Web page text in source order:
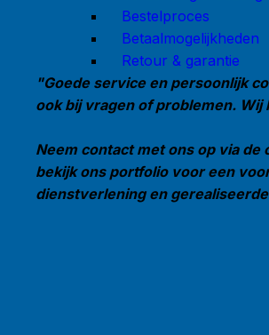
Bestelproces
Betaalmogelijkheden
Retour & garantie
"Goede service en persoonlijk
ook bij vragen of problemen. Wij
Neem contact met ons op via de
bekijk ons portfolio voor een
dienstverlening en